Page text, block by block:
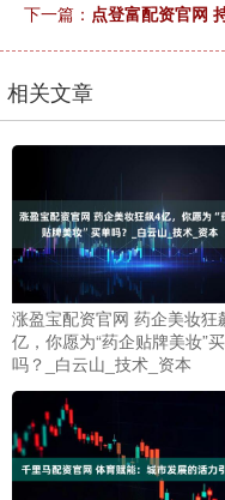
下一篇： 点登富配资官网
相关文章
涨盈宝配资官网 药企美妆狂
亿，你愿为“药企贴牌美妆”
吗？_白云山_技术_资本